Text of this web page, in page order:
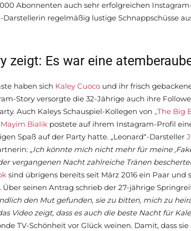
Abonnenten auch sehr erfolgreichen
Darstellerin regelmäßig lustige Schnappschüsse
zeigt: Es war eine
haben sich Kaley Cuoco und ihr frisch
Story versorgte die 32-Jährige auch ihre
Auch Kaleys Schauspiel-Kollegen von „The Big
Mayim Bialik postete auf ihrem Instagram-Profil
Spaß auf der Party hatte. „Leonard“-Darsteller
„Ich könnte mich nicht mehr für meine
vergangenen Nacht zahlreiche Tränen
sind übrigens bereits seit März 2016 ein Paar und
seinen Antrag schrieb der 27-jährige
den Mut gefunden, sie zu bitten, mich zu
Video zeigt, dass es auch die beste Nacht für
TV-Schönheit vor Glück weinen. Damit, dass